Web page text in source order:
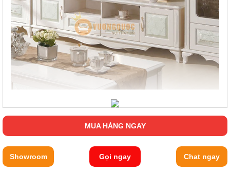
MUA HÀNG NGAY
Showroom Gọi ngay Chat ngay